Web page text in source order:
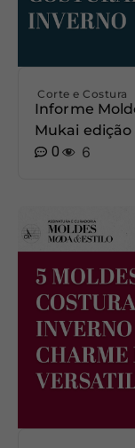
Corte e Costura
Informe
Mukai
0
6